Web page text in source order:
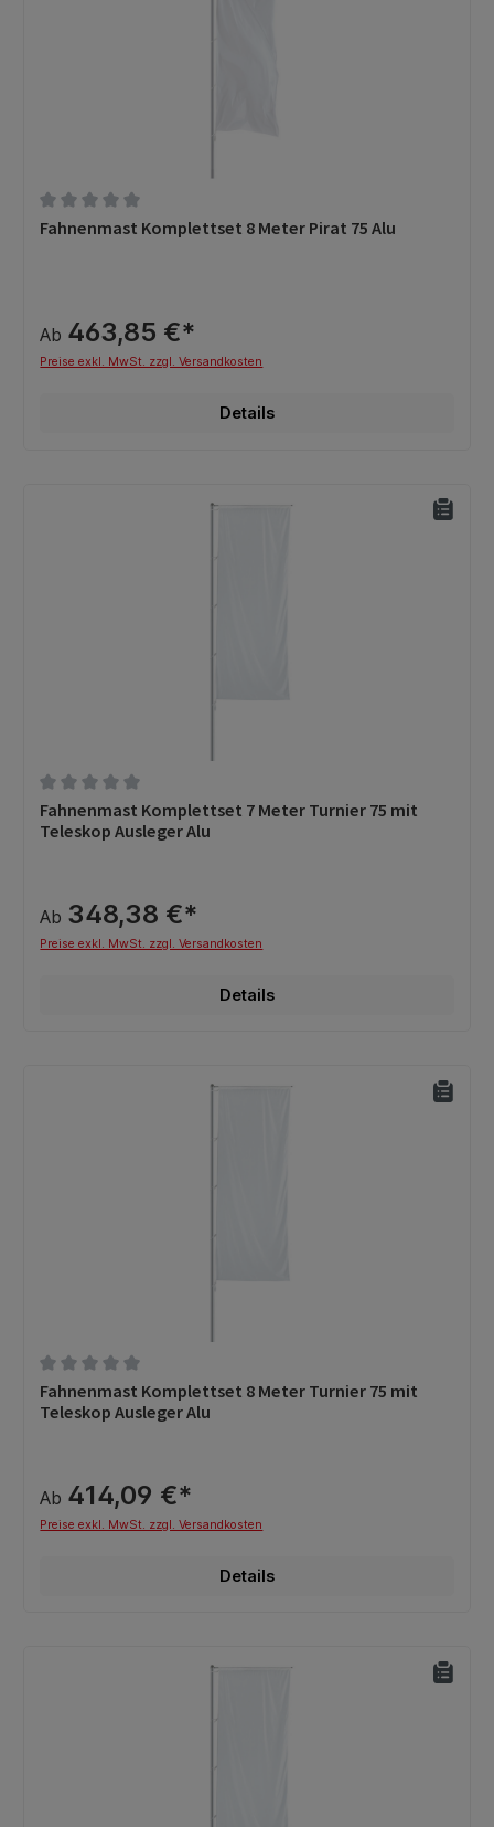
Durchschnittliche Bewertung von 0 von 5 Sternen
Fahnenmast Komplettset 8 Meter Pirat 75 Alu
Ab 463,85 €*
Preise exkl. MwSt. zzgl. Versandkosten
Details
Durchschnittliche Bewertung von 0 von 5 Sternen
Fahnenmast Komplettset 7 Meter Turnier 75 mit
Teleskop Ausleger Alu
Ab 348,38 €*
Preise exkl. MwSt. zzgl. Versandkosten
Details
Durchschnittliche Bewertung von 0 von 5 Sternen
Fahnenmast Komplettset 8 Meter Turnier 75 mit
Teleskop Ausleger Alu
Ab 414,09 €*
Preise exkl. MwSt. zzgl. Versandkosten
Details